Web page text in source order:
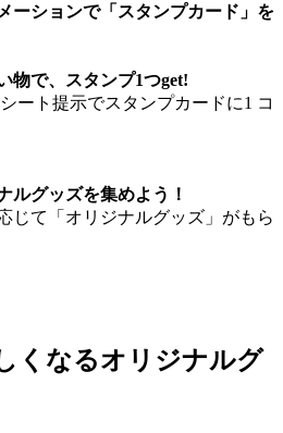
ーションで「スタンプカード」を
物で、スタンプ1つget!
ート提示でスタンプカードに1 コ
ルグッズを集めよう！
じて「オリジナルグッズ」がもら
くなるオリジナルグ